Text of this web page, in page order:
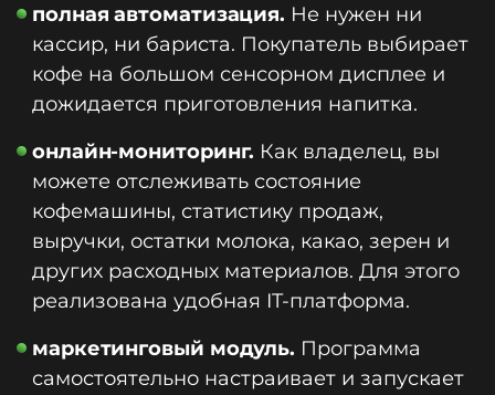
полная автоматизация. Не нужен ни
кассир, ни бариста. Покупатель выбирает
кофе на большом сенсорном дисплее и
дожидается приготовления напитка.
онлайн-мониторинг. Как владелец, вы
можете отслеживать состояние
кофемашины, статистику продаж,
выручки, остатки молока, какао, зерен и
других расходных материалов. Для этого
реализована удобная IT-платформа.
маркетинговый модуль. Программа
самостоятельно настраивает и запускает